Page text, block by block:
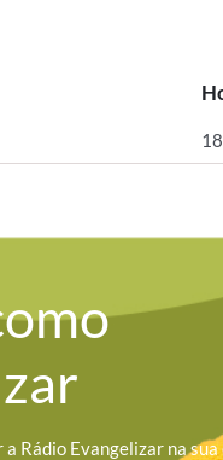
Rádio Evangelizar na sua